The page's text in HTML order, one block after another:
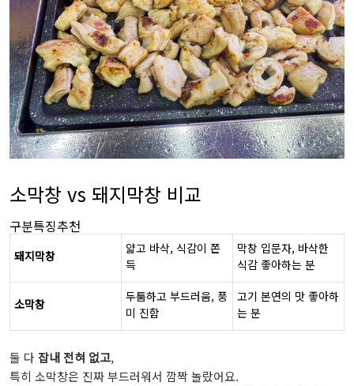
소막창 vs 돼지막창 비교
구분특징추천
돼지막창
얇고 바삭, 식감이 쫀
득
막창 입문자, 바삭한
식감 좋아하는 분
소막창
두툼하고 부드러움, 풍
미 진함
고기 본연의 맛 좋아하
는 분
둘 다잡내 전혀 없고,
특히 소막창은 진짜 부드러워서 깜짝 놀랐어요.